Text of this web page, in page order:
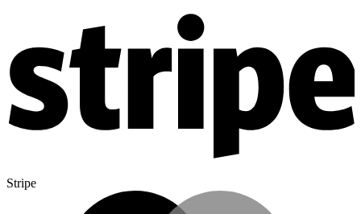
Stripe